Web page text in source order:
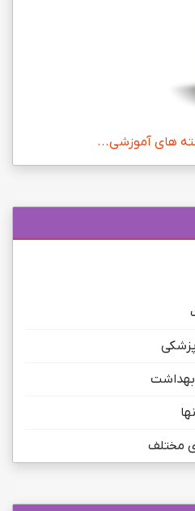
های آموزشی...
بهداشت
مختلف